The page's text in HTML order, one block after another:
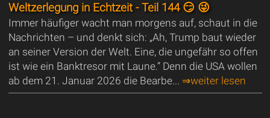
Weltzerlegung in Echtzeit - Teil 144 😏 😜
Immer häufiger wacht man morgens auf, schaut in die
Nachrichten – und denkt sich: „Ah, Trump baut wieder
an seiner Version der Welt. Eine, die ungefähr so offen
ist wie ein Banktresor mit Laune.“ Denn die USA wollen
ab dem 21. Januar 2026 die Bearbe... ⇒weiter lesen